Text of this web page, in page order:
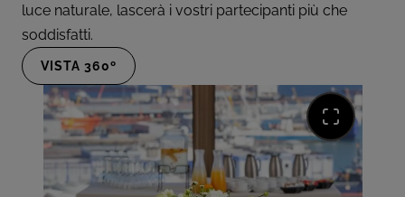
luce naturale, lascerà i vostri partecipanti più che
soddisfatti.
VISTA 360º